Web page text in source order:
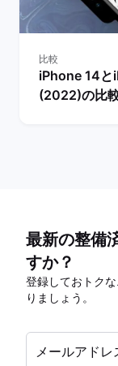
比較
iPhone 14と
(2022)の比
最新の整備
すか？
登録しておトク
りましょう。
メールアドレ